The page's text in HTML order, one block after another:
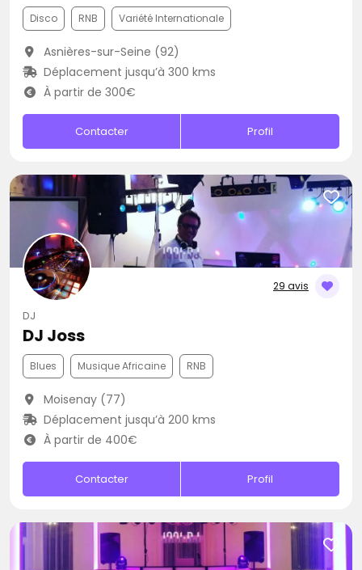
Disco RNB Variété Internationale
Asnières-sur-Seine (92)
Déplacement jusqu’à 300 kms
À partir de 300€
Contacter Profil
29 avis
DJ
DJ Joss
Blues Musique Africaine RNB
Moisenay (77)
Déplacement jusqu’à 200 kms
À partir de 400€
Contacter Profil